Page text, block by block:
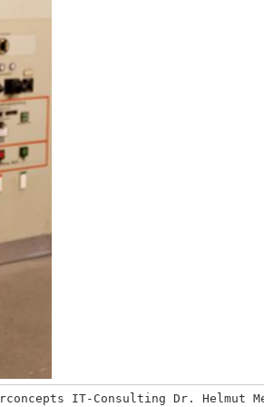
IT-Consulting Dr. Helmut